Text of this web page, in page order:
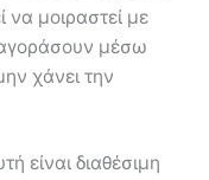
μοιραστεί με
μέσω
χάνει την
είναι διαθέσιμη